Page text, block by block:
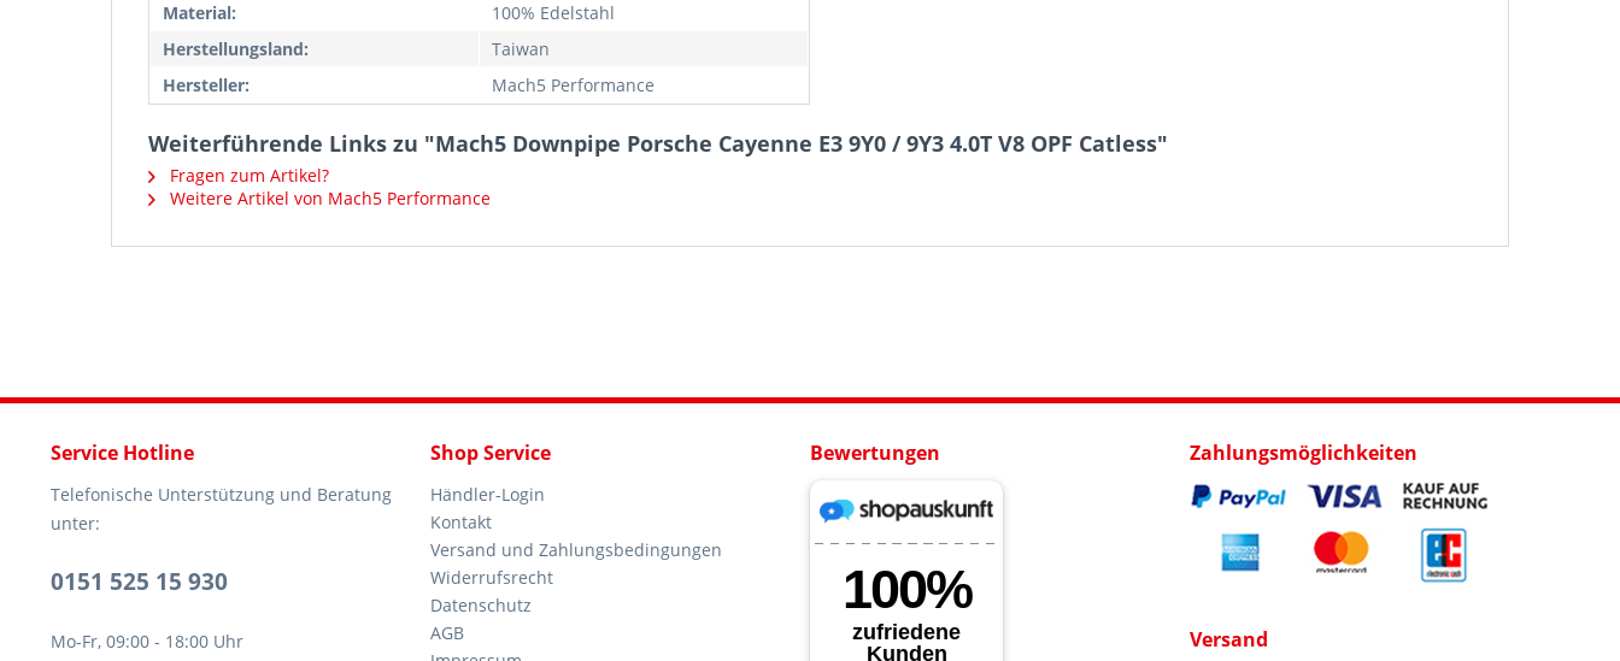
Material:
100% Edelstahl
Herstellungsland:
Taiwan
Hersteller:
Mach5 Performance
Weiterführende Links zu "Mach5 Downpipe Porsche Cayenne E3 9Y0 / 9Y3 4.0T V8 OPF Catless"
Fragen zum Artikel?
Weitere Artikel von Mach5 Performance
Service Hotline
Telefonische Unterstützung und Beratung
unter:
0151 525 15 930
Mo-Fr, 09:00 - 18:00 Uhr
Shop Service
Händler-Login
Kontakt
Versand und Zahlungsbedingungen
Widerrufsrecht
Datenschutz
AGB
Bewertungen Zahlungsmöglichkeiten
Versand